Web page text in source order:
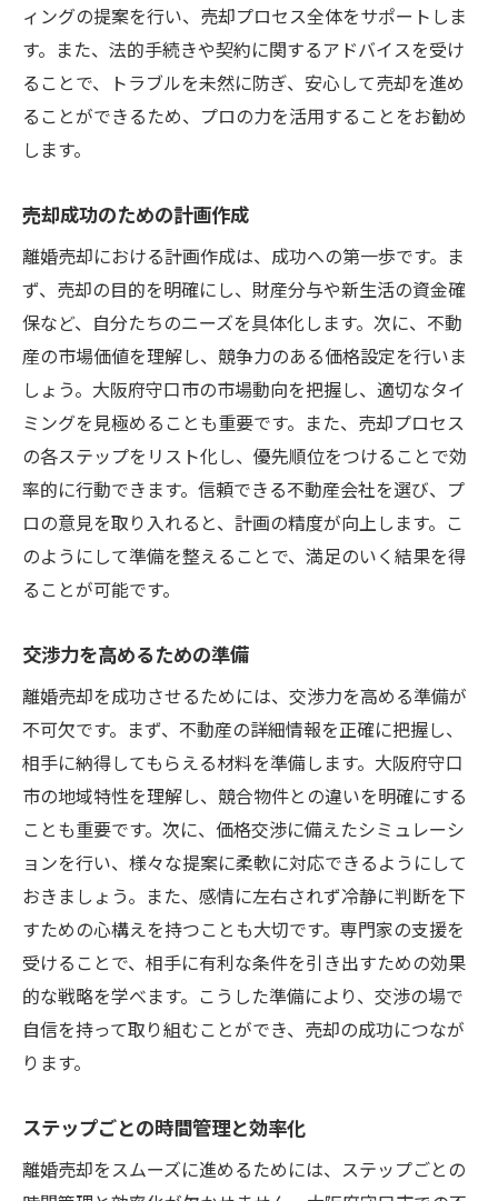
ィングの提案を行い、売却プロセス全体をサポートしま
す。また、法的手続きや契約に関するアドバイスを受け
ることで、トラブルを未然に防ぎ、安心して売却を進め
ることができるため、プロの力を活用することをお勧め
します。
売却成功のための計画作成
離婚売却における計画作成は、成功への第一歩です。ま
ず、売却の目的を明確にし、財産分与や新生活の資金確
保など、自分たちのニーズを具体化します。次に、不動
産の市場価値を理解し、競争力のある価格設定を行いま
しょう。大阪府守口市の市場動向を把握し、適切なタイ
ミングを見極めることも重要です。また、売却プロセス
の各ステップをリスト化し、優先順位をつけることで効
率的に行動できます。信頼できる不動産会社を選び、プ
ロの意見を取り入れると、計画の精度が向上します。こ
のようにして準備を整えることで、満足のいく結果を得
ることが可能です。
交渉力を高めるための準備
離婚売却を成功させるためには、交渉力を高める準備が
不可欠です。まず、不動産の詳細情報を正確に把握し、
相手に納得してもらえる材料を準備します。大阪府守口
市の地域特性を理解し、競合物件との違いを明確にする
ことも重要です。次に、価格交渉に備えたシミュレーシ
ョンを行い、様々な提案に柔軟に対応できるようにして
おきましょう。また、感情に左右されず冷静に判断を下
すための心構えを持つことも大切です。専門家の支援を
受けることで、相手に有利な条件を引き出すための効果
的な戦略を学べます。こうした準備により、交渉の場で
自信を持って取り組むことができ、売却の成功につなが
ります。
ステップごとの時間管理と効率化
離婚売却をスムーズに進めるためには、ステップごとの